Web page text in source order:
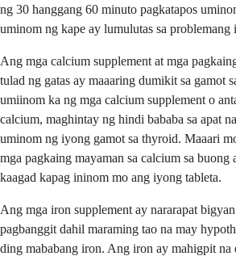
ng 30 hanggang 60 minuto pagkatapos
uminom ng kape ay lumulutas sa problemang
Ang mga calcium supplement at mga
tulad ng gatas ay maaaring dumikit sa gamot
umiinom ka ng mga calcium supplement o
calcium, maghintay ng hindi bababa sa apat
uminom ng iyong gamot sa thyroid. Maaari
mga pagkaing mayaman sa calcium sa buong
kaagad kapag ininom mo ang iyong tableta.
Ang mga iron supplement ay nararapat
pagbanggit dahil maraming tao na may
ding mababang iron. Ang iron ay mahigpit na